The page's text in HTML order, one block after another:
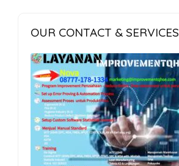
OUR CONTACT & SERVICES